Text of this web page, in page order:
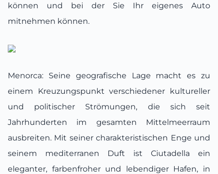
können und bei der Sie Ihr eigenes Auto
mitnehmen können.
Menorca: Seine geografische Lage macht es zu
einem Kreuzungspunkt verschiedener kultureller
und politischer Strömungen, die sich seit
Jahrhunderten im gesamten Mittelmeerraum
ausbreiten. Mit seiner charakteristischen Enge und
seinem mediterranen Duft ist Ciutadella ein
eleganter, farbenfroher und lebendiger Hafen, in